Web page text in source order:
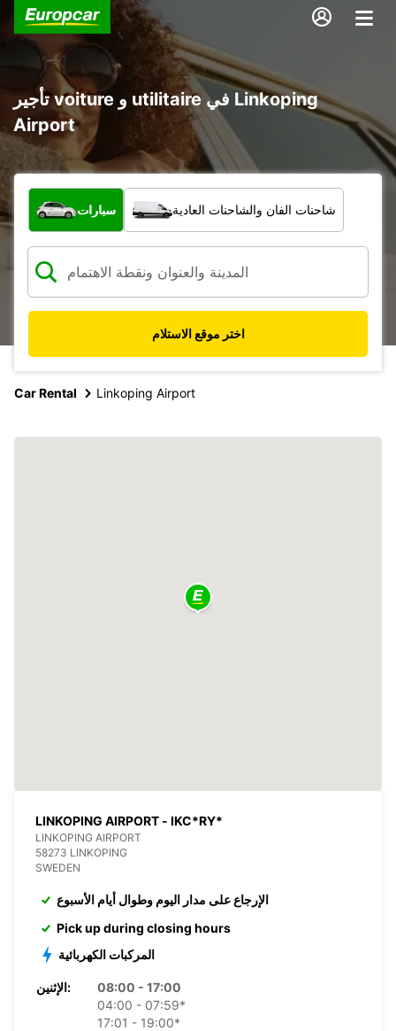
تأجير voiture و utilitaire في Linkoping
Airport
ما نوع المركبة؟
سيارات شاحنات الفان والشاحنات العادية
اختر موقع الاستلام
Car Rental Linkoping Airport
LINKOPING AIRPORT - IKC*RY*
LINKOPING AIRPORT
58273 LINKOPING
SWEDEN
الإرجاع على مدار اليوم وطوال أيام الأسبوع
Pick up during closing hours
المركبات الكهربائية
الإثنين:
08:00 - 17:00
04:00 - 07:59*
17:01 - 19:00*